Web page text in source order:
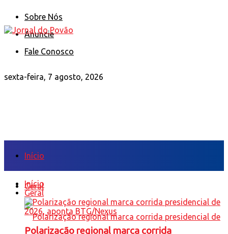
Sobre Nós
Anuncie
Fale Conosco
sexta-feira, 7 agosto, 2026
Início
Geral
Início
Geral
Polarização regional marca corrida